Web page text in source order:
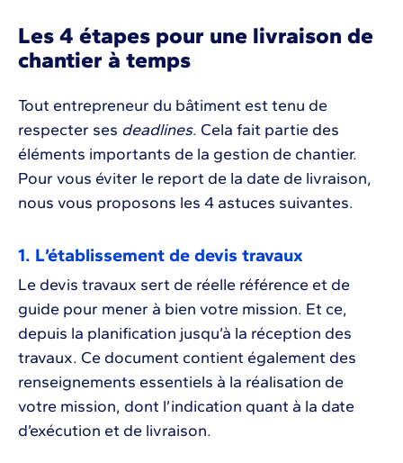
Les 4 étapes pour une livraison de
chantier à temps
Tout entrepreneur du bâtiment est tenu de
respecter ses deadlines. Cela fait partie des
éléments importants de la gestion de chantier.
Pour vous éviter le report de la date de livraison,
nous vous proposons les 4 astuces suivantes.
1. L’établissement de devis travaux
Le devis travaux sert de réelle référence et de
guide pour mener à bien votre mission. Et ce,
depuis la planification jusqu’à la réception des
travaux. Ce document contient également des
renseignements essentiels à la réalisation de
votre mission, dont l’indication quant à la date
d’exécution et de livraison.